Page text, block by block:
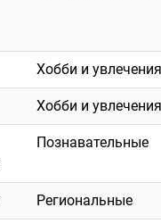
Хобби и увлечения
Хобби и увлечения
Познавательные
Региональные